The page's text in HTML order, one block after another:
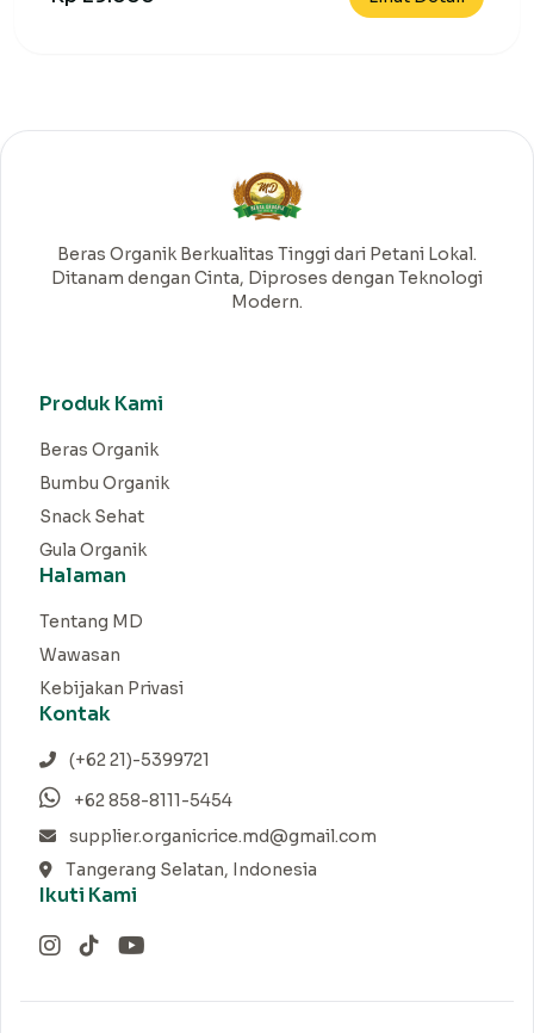
Beras Organik Berkualitas Tinggi dari Petani Lokal.
Ditanam dengan Cinta, Diproses dengan Teknologi
Modern.
Produk Kami
Beras Organik
Bumbu Organik
Snack Sehat
Gula Organik
Halaman
Tentang MD
Wawasan
Kebijakan Privasi
Kontak
(+62 21)-5399721
+62 858-8111-5454
supplier.organicrice.md@gmail.com
Tangerang Selatan, Indonesia
Ikuti Kami
Instagram
TikTok